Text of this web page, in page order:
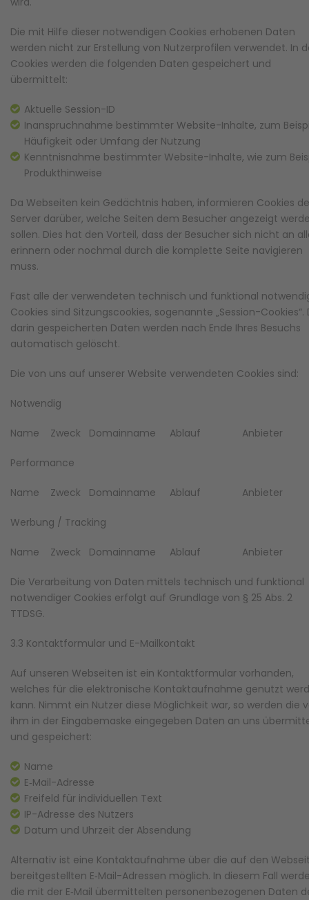
Die mit Hilfe dieser notwendigen Cookies erhobenen Daten
werden nicht zur Erstellung von Nutzerprofilen verwendet. In
Cookies werden die folgenden Daten gespeichert und
übermittelt:
Aktuelle Session-ID
Inanspruchnahme bestimmter Website-Inhalte, zum
Häufigkeit oder Umfang der Nutzung
Kenntnisnahme bestimmter Website-Inhalte, wie zum
Produkthinweise
Da Webseiten kein Gedächtnis haben, informieren Cookies
Server darüber, welche Seiten dem Besucher angezeigt
sollen. Dies hat den Vorteil, dass der Besucher sich nicht an
erinnern oder nochmal durch die komplette Seite navigieren
muss.
Fast alle der verwendeten technisch und funktional
Cookies sind Sitzungscookies, sogenannte „Session-Cookies“.
darin gespeicherten Daten werden nach Ende Ihres Besuchs
automatisch gelöscht.
Die von uns auf unserer Website verwendeten Cookies sind:
Notwendig
Name Zweck Domainname Ablauf Anbieter
Performance
Name Zweck Domainname Ablauf Anbieter
Werbung / Tracking
Name Zweck Domainname Ablauf Anbieter
Die Verarbeitung von Daten mittels technisch und funktional
notwendiger Cookies erfolgt auf Grundlage von § 25 Abs. 2
TTDSG.
3.3 Kontaktformular und E-Mailkontakt
Auf unseren Webseiten ist ein Kontaktformular vorhanden,
welches für die elektronische Kontaktaufnahme genutzt
kann. Nimmt ein Nutzer diese Möglichkeit war, so werden die
ihm in der Eingabemaske eingegeben Daten an uns
und gespeichert:
Name
E‑Mail-Adresse
Freifeld für individuellen Text
IP-Adresse des Nutzers
Datum und Uhrzeit der Absendung
Alternativ ist eine Kontaktaufnahme über die auf den
bereitgestellten E‑Mail-Adressen möglich. In diesem Fall
die mit der E‑Mail übermittelten personenbezogenen Daten